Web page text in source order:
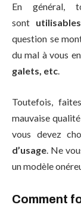
En général,
sont utilisables
question se
du mal à vous
galets, etc.
Toutefois,
mauvaise
vous devez
d’usage . Ne
un modèle
Comment